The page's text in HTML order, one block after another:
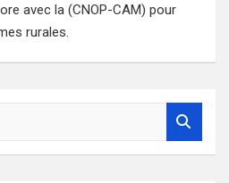
avec la (CNOP-CAM) pour
rurales.